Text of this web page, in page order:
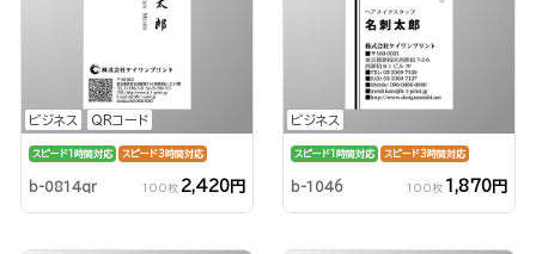
ビジネス QRコード
スピード1時間対応 スピード3時間対応
b-0814qr 100枚 2,420円
ビジネス
スピード1時間対応 スピード3時間対応
b-1046 100枚 1,870円